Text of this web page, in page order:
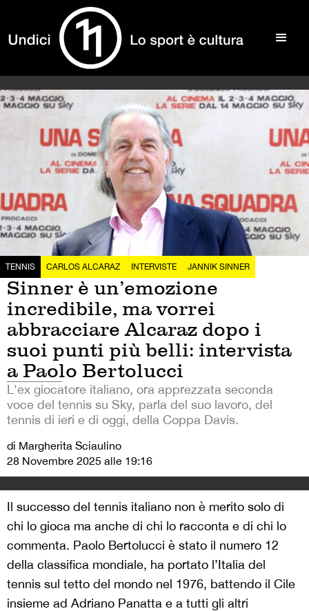
TENNIS CARLOS ALCARAZ INTERVISTE JANNIK SINNER
Sinner è un’emozione
incredibile, ma vorrei
abbracciare Alcaraz dopo i
suoi punti più belli: intervista
a Paolo Bertolucci
L'ex giocatore italiano, ora apprezzata seconda
voce del tennis su Sky, parla del suo lavoro, del
tennis di ieri e di oggi, della Coppa Davis.
di Margherita Sciaulino
28 Novembre 2025 alle 19:16
Il successo del tennis italiano non è merito solo di
chi lo gioca ma anche di chi lo racconta e di chi lo
commenta. Paolo Bertolucci è stato il numero 12
della classifica mondiale, ha portato l’Italia del
tennis sul tetto del mondo nel 1976, battendo il Cile
insieme ad Adriano Panatta e a tutti gli altri